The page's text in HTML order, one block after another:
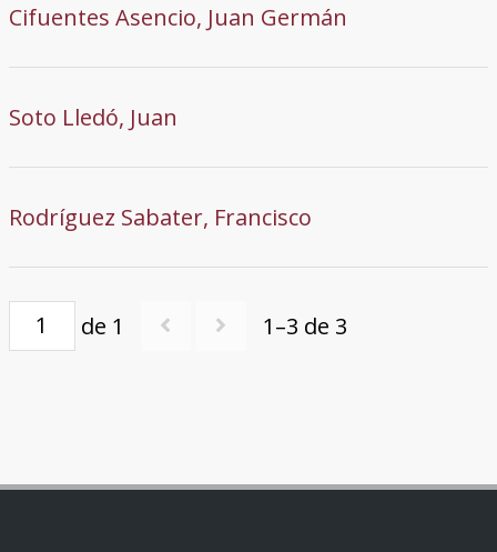
Cifuentes Asencio, Juan Germán
Soto Lledó, Juan
Rodríguez Sabater, Francisco
de 1 1–3 de 3